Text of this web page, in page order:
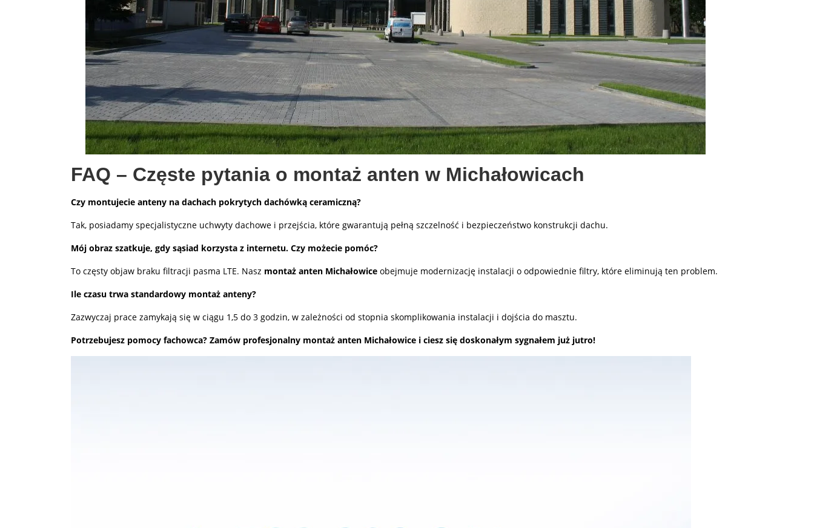
FAQ – Częste pytania o montaż anten w Michałowicach
Czy montujecie anteny na dachach pokrytych dachówką ceramiczną?
Tak, posiadamy specjalistyczne uchwyty dachowe i przejścia, które gwarantują pełną szczelność i bezpieczeństwo konstrukcji dachu.
Mój obraz szatkuje, gdy sąsiad korzysta z internetu. Czy możecie pomóc?
To częsty objaw braku filtracji pasma LTE. Nasz montaż anten Michałowice obejmuje modernizację instalacji o odpowiednie filtry, które eliminują ten problem.
Ile czasu trwa standardowy montaż anteny?
Zazwyczaj prace zamykają się w ciągu 1,5 do 3 godzin, w zależności od stopnia skomplikowania instalacji i dojścia do masztu.
Potrzebujesz pomocy fachowca? Zamów profesjonalny montaż anten Michałowice i ciesz się doskonałym sygnałem już jutro!